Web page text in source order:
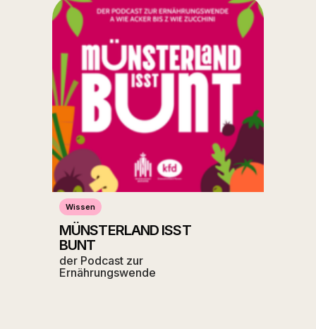
Wissen
MÜNSTERLAND ISST
BUNT
der Podcast zur
Ernährungswende